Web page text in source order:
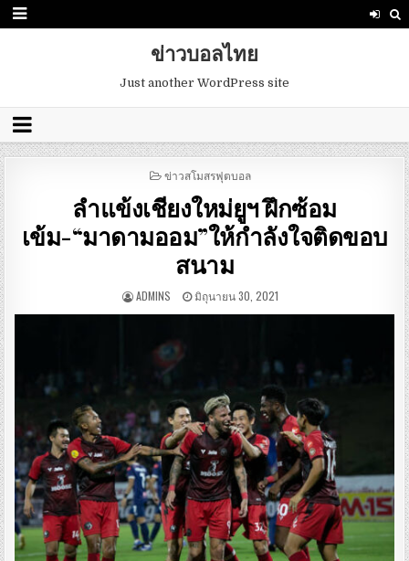
ข่าวบอลไทย
Just another WordPress site
POSTED
ข่าวสโมสรฟุตบอล
ลำแข้งเชียงใหม่ยูฯ ฝึกซ้อม
เข้ม-“มาดามออม”ให้กำลังใจติดขอบ
สนาม
ADMINS มิถุนายน 30, 2021